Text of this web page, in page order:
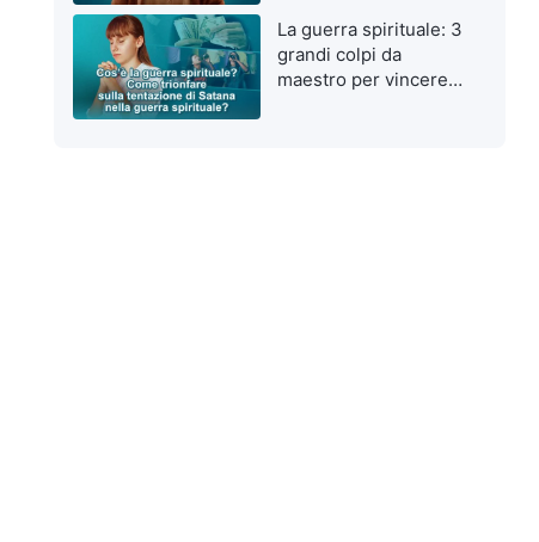
La guerra spirituale: 3
grandi colpi da
maestro per vincere